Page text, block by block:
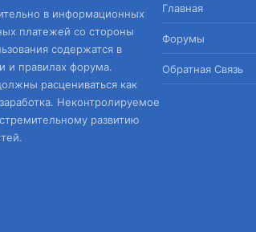
в информационных
платежей со стороны
содержатся в
и правилах форума.
расцениваться как
Неконтролируемое
развитию
Главная
Форумы
Обратная Связь